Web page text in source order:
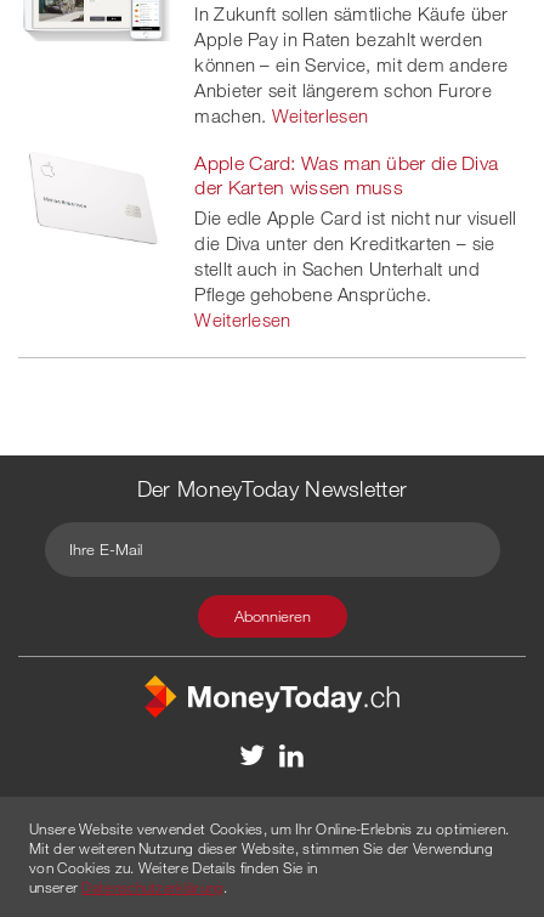
In Zukunft sollen sämtliche Käufe über
Apple Pay in Raten bezahlt werden
können – ein Service, mit dem andere
Anbieter seit längerem schon Furore
machen. Weiterlesen
Apple Card: Was man über die Diva
der Karten wissen muss
Die edle Apple Card ist nicht nur visuell
die Diva unter den Kreditkarten – sie
stellt auch in Sachen Unterhalt und
Pflege gehobene Ansprüche.
Weiterlesen
Der MoneyToday Newsletter
Disclaimer
Werbung
© 2026 Created byAGENTUR AM WASSER
Unsere Website verwendet Cookies, um Ihr Online-Erlebnis zu optimieren.
Mit der weiteren Nutzung dieser Website, stimmen Sie der Verwendung
von Cookies zu. Weitere Details finden Sie in
unserer Datenschutzerklärung.